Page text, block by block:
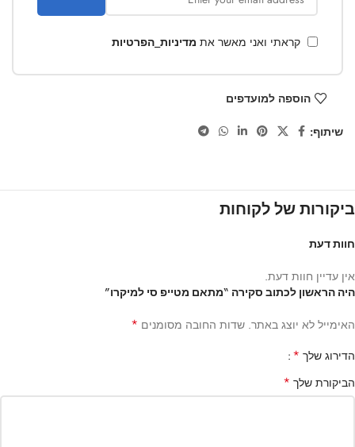
קראתי ואני מאשר את מדיניות_הפרטיות
הוספה למועדפים
שיתוף:
ביקורות של לקוחות
חוות דעת
אין עדיין חוות דעת.
היה הראשון לכתוב סקירה “מתאם מטייפ סי למיקרו”
האימייל לא יוצג באתר. שדות החובה מסומנים *
הדירוג שלך *
הביקורת שלך *